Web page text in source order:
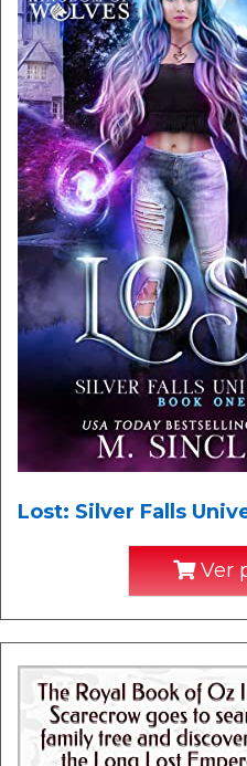
Lost: Silver Falls
Ver